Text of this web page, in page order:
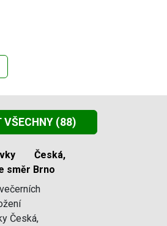
(88)
Česká,
směr Brno
Česká,